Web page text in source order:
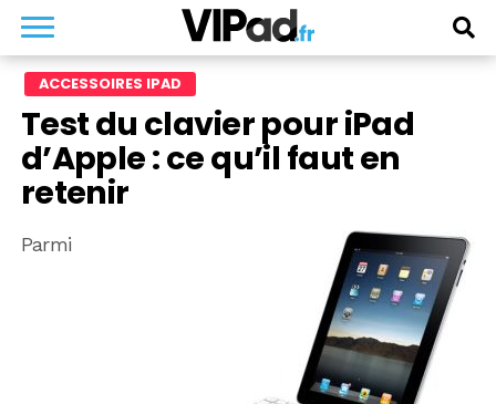
ACCESSOIRES IPAD
Test du clavier pour iPad
d’Apple : ce qu’il faut en
retenir
Parmi